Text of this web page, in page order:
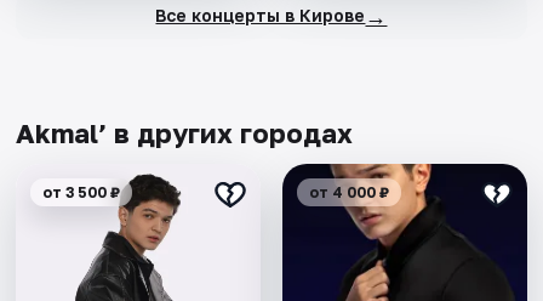
Все концерты в Кирове →
Akmal’ в других городах
от 3 500 ₽ от 4 000 ₽